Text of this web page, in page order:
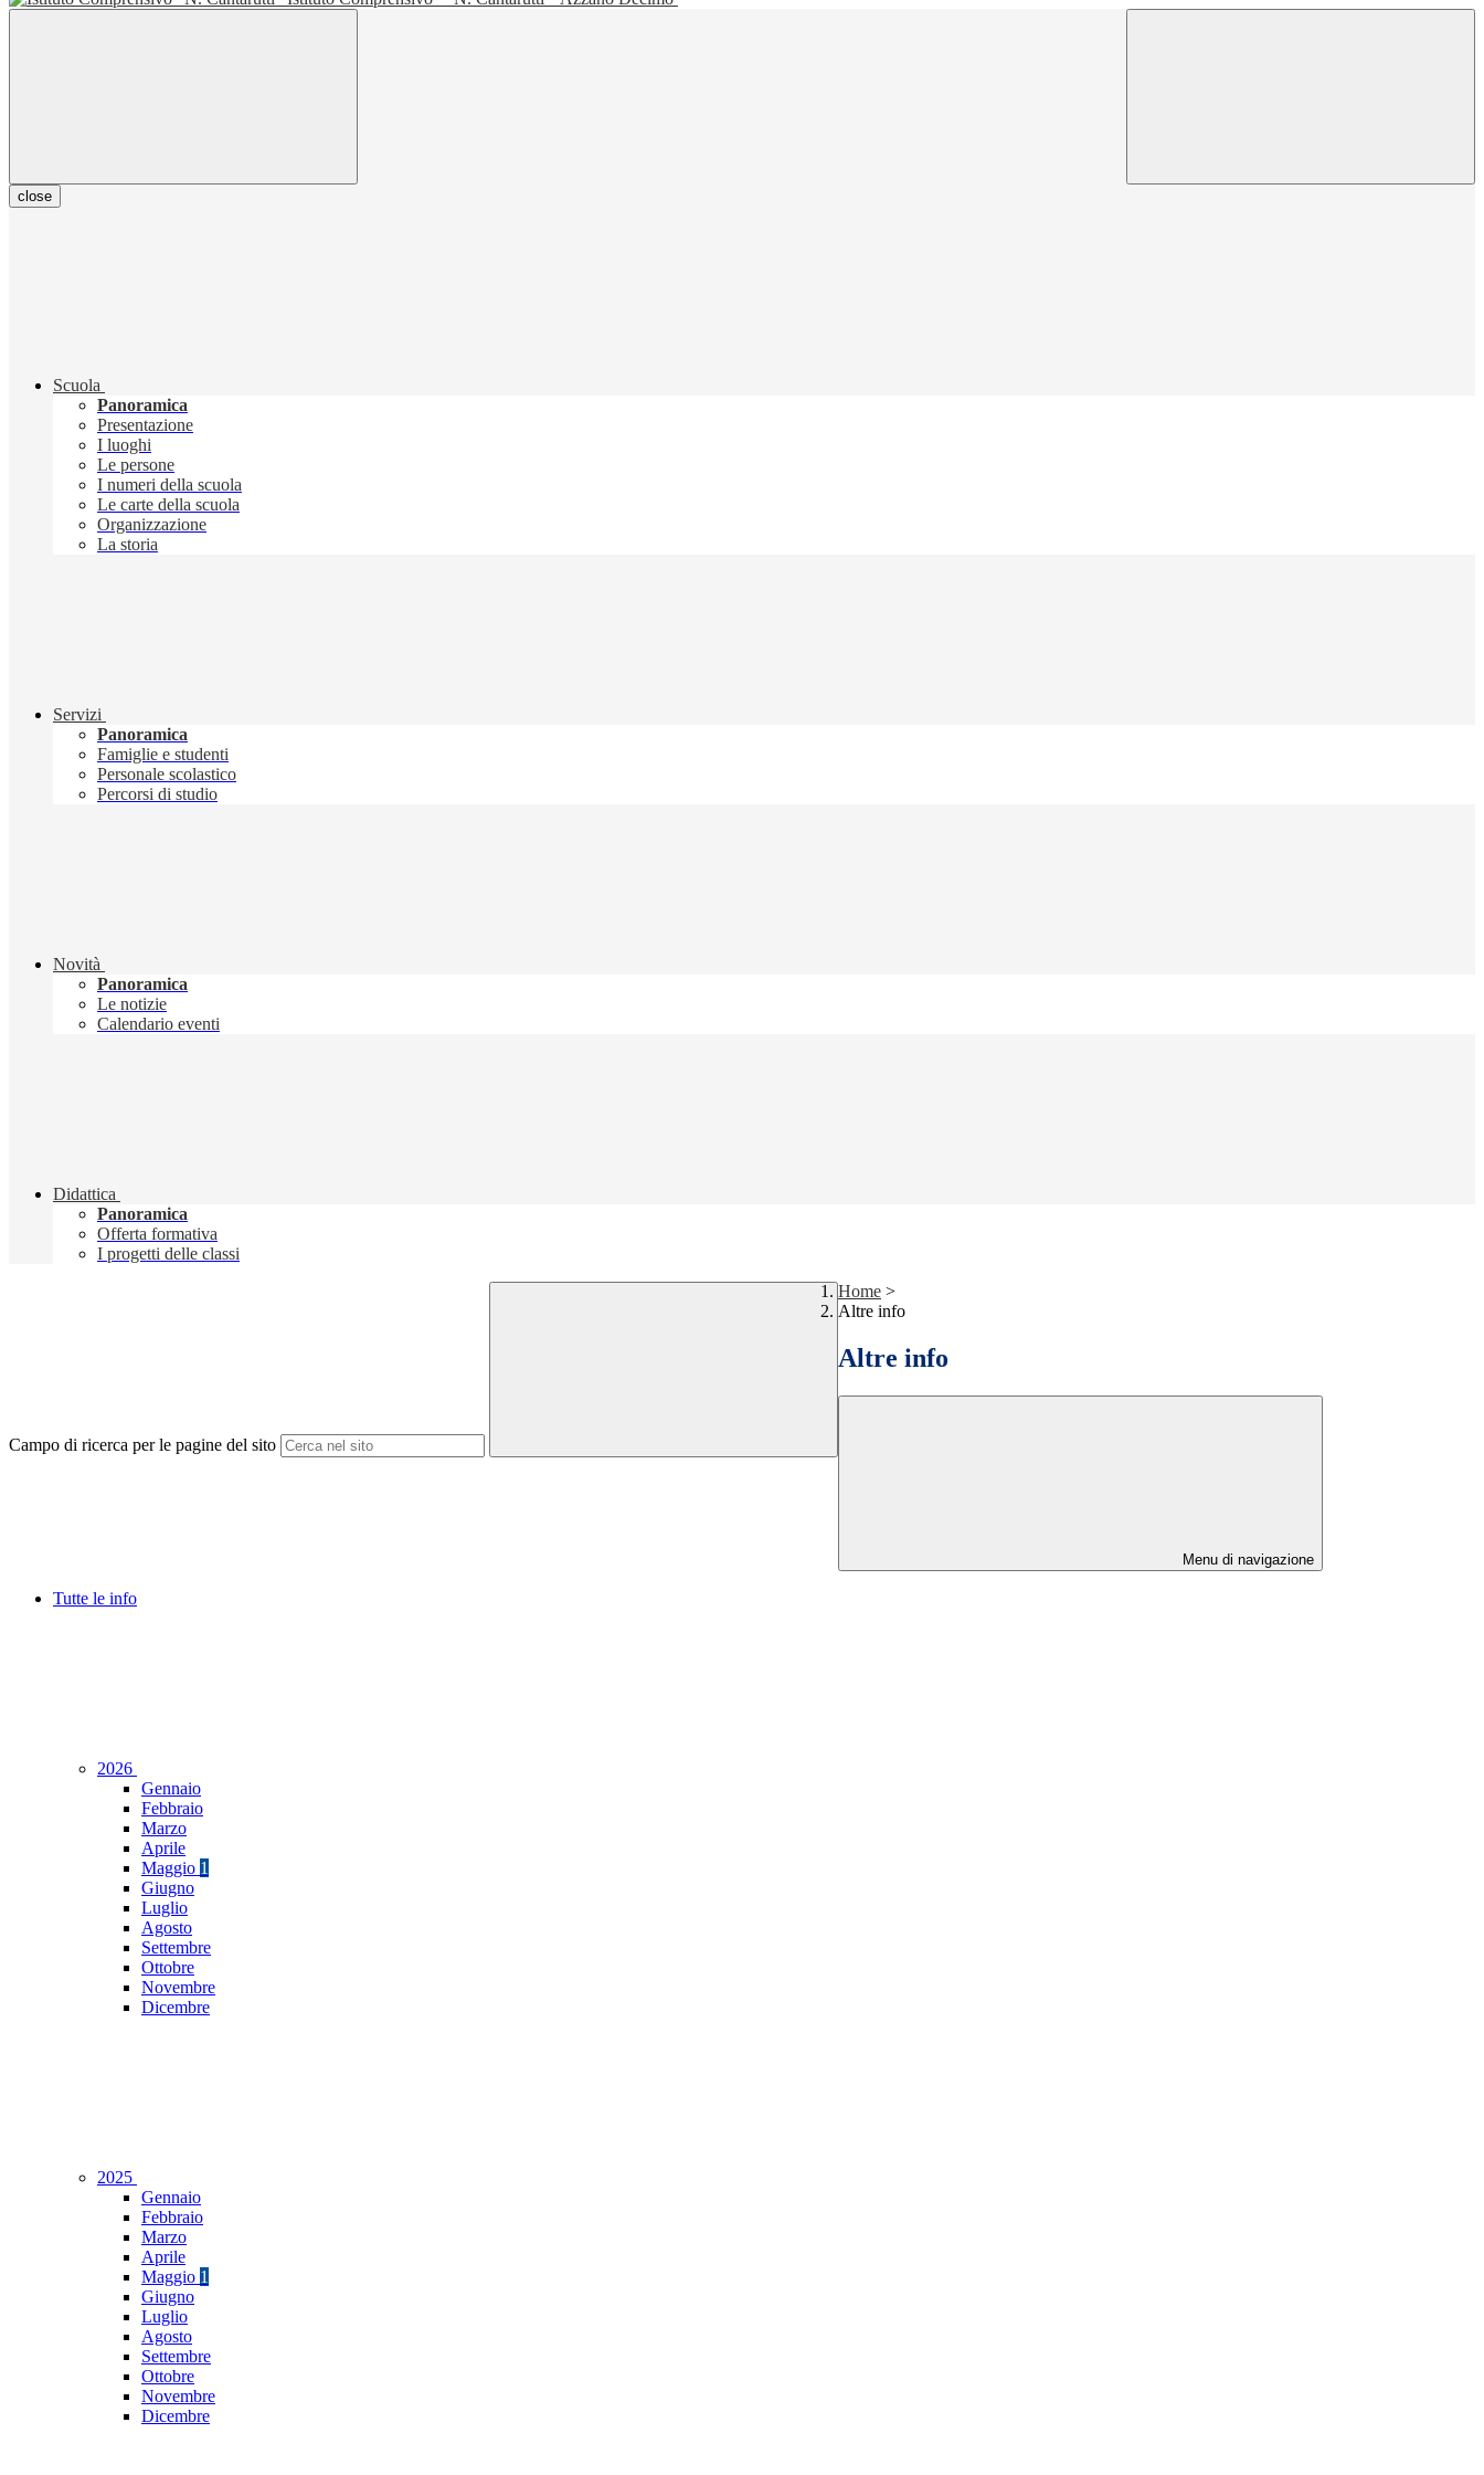
close
Scuola
Panoramica
Presentazione
I luoghi
Le persone
I numeri della scuola
Le carte della scuola
Organizzazione
La storia
Servizi
Panoramica
Famiglie e studenti
Personale scolastico
Percorsi di studio
Novità
Panoramica
Le notizie
Calendario eventi
Didattica
Panoramica
Offerta formativa
I progetti delle classi
Campo di ricerca per le pagine del sito
Home >
Altre info
Altre info
Menu di navigazione
Tutte le info
2026
Gennaio
Febbraio
Marzo
Aprile
Maggio 1
Giugno
Luglio
Agosto
Settembre
Ottobre
Novembre
Dicembre
2025
Gennaio
Febbraio
Marzo
Aprile
Maggio 1
Giugno
Luglio
Agosto
Settembre
Ottobre
Novembre
Dicembre